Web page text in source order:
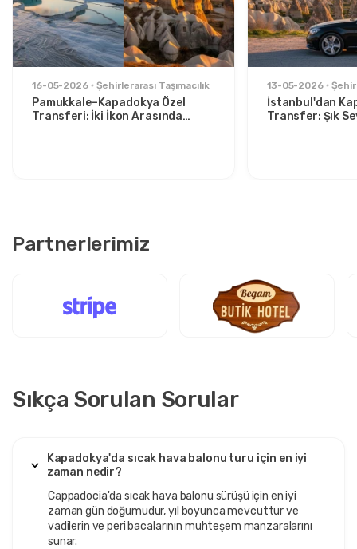
16-05-2026 Şehirlerarası Taşımacılık
Pamukkale–Kapadokya Özel
Transferi: İki İkon Arasında
13-05-2026
İstanbul'dan
Transfer: Şık
Partnerlerimiz
Sıkça Sorulan Sorular
Kapadokya'da sıcak hava balonu turu için en iyi
zaman nedir?
Cappadocia'da sıcak hava balonu sürüşü için en iyi
zaman gün doğumudur, yıl boyunca mevcuttur ve
vadilerin ve peri bacalarının muhteşem manzaralarını
sunar.